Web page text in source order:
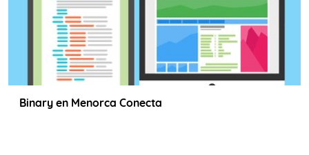
Binary en Menorca Conecta